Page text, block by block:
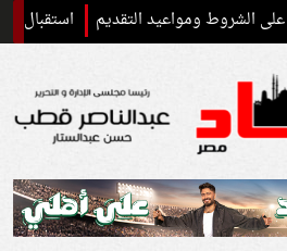
استقبال رسمي